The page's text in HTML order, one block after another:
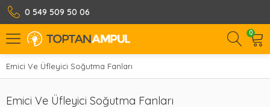
0 549 509 50 06
0
Emici Ve Üfleyici Soğutma Fanları
Emici Ve Üfleyici Soğutma Fanları